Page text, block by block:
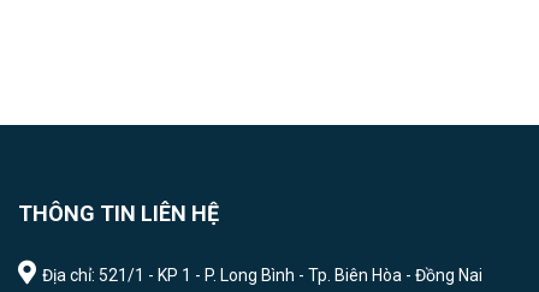
THÔNG TIN LIÊN HỆ
Địa chỉ: 521/1 - KP 1 - P. Long Bình - Tp. Biên Hòa - Đồng Nai